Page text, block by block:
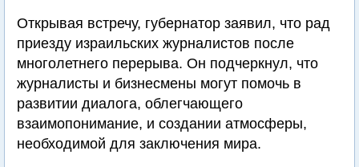
Открывая встречу, губернатор заявил, что рад
приезду израильских журналистов после
многолетнего перерыва. Он подчеркнул, что
журналисты и бизнесмены могут помочь в
развитии диалога, облегчающего
взаимопонимание, и создании атмосферы,
необходимой для заключения мира.